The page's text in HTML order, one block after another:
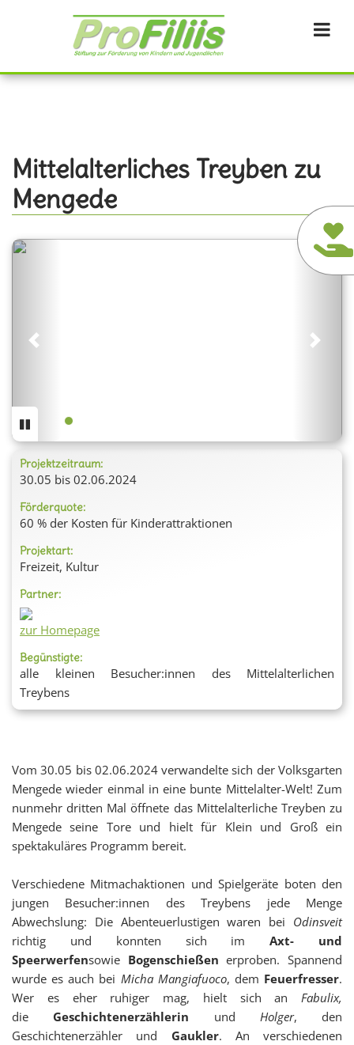
Mittelalterliches Treyben zu
Mengede
Previous Next
Projektzeitraum:
30.05 bis 02.06.2024
Förderquote:
60 % der Kosten für Kinderattraktionen
Projektart:
Freizeit, Kultur
Partner:
zur Homepage
Begünstigte:
alle kleinen Besucher:innen des Mittelalterlichen
Treybens
Vom 30.05 bis 02.06.2024 verwandelte sich der Volksgarten
Mengede wieder einmal in eine bunte Mittelalter-Welt! Zum
nunmehr dritten Mal öffnete das Mittelalterliche Treyben zu
Mengede seine Tore und hielt für Klein und Groß ein
spektakuläres Programm bereit.
Verschiedene Mitmachaktionen und Spielgeräte boten den
jungen Besucher:innen des Treybens jede Menge
Abwechslung: Die Abenteuerlustigen waren bei Odinsveit
richtig und konnten sich imAxt- und
Speerwerfensowie Bogenschießen erproben. Spannend
wurde es auch bei Micha Mangiafuoco, dem Feuerfresser.
Wer es eher ruhiger mag, hielt sich an Fabulix,
die Geschichtenerzählerin und Holger, den
Geschichtenerzähler und Gaukler. An verschiedenen